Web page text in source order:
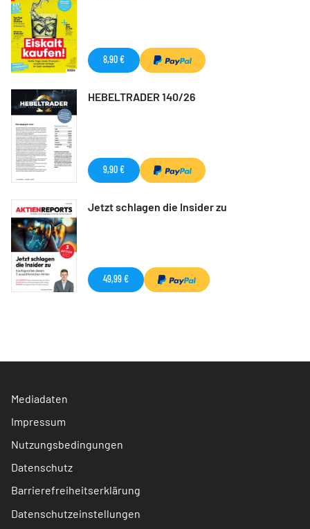
8,90 €
HEBELTRADER 140/26
9,90 €
Jetzt schlagen die Insider zu
49,99 €
Mediadaten
Impressum
Nutzungsbedingungen
Datenschutz
Barrierefreiheitserklärung
Datenschutzeinstellungen